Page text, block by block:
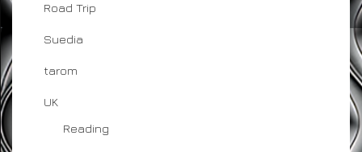
Road Trip
Suedia
tarom
UK
Reading